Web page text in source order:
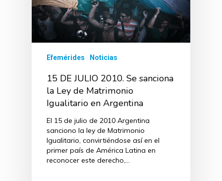
Efemérides Noticias
15 DE JULIO 2010. Se sanciona
la Ley de Matrimonio
Igualitario en Argentina
El 15 de julio de 2010 Argentina
sanciono la ley de Matrimonio
Igualitario, convirtiéndose así en el
primer país de América Latina en
reconocer este derecho,…